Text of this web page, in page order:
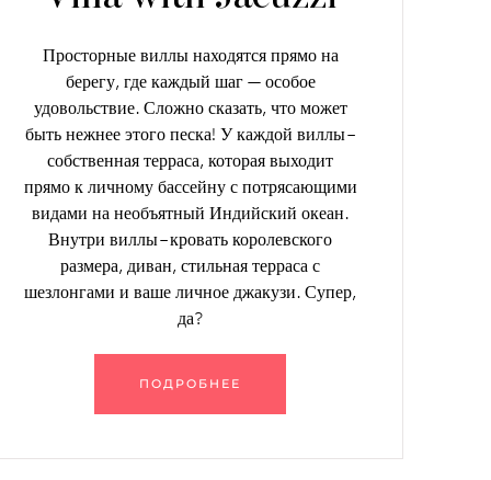
Просторные виллы находятся прямо на
берегу, где каждый шаг — особое
удовольствие. Сложно сказать, что может
быть нежнее этого песка! У каждой виллы –
собственная терраса, которая выходит
прямо к личному бассейну с потрясающими
видами на необъятный Индийский океан.
Внутри виллы – кровать королевского
размера, диван, стильная терраса с
шезлонгами и ваше личное джакузи. Супер,
да?
ПОДРОБНЕЕ